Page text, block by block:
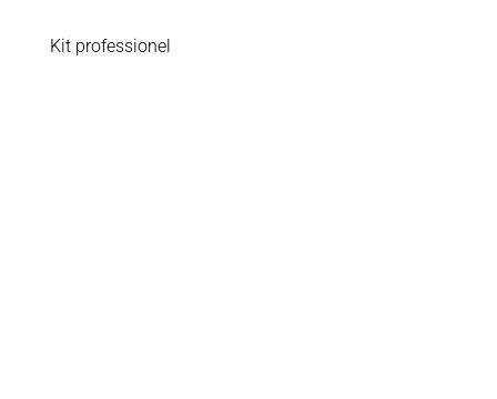
Kit professionel